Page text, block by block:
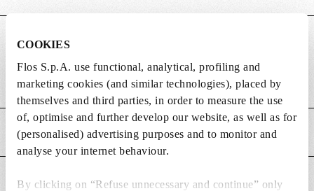
COOKIES
Flos S.p.A. use functional, analytical, profiling and
marketing cookies (and similar technologies), placed by
themselves and third parties, in order to measure the use
of, optimise and further develop our website, as well as for
(personalised) advertising purposes and to monitor and
analyse your internet behaviour.
By clicking on “Refuse unnecessary and continue” only
DIMENSIONS
Poids (kg) 2.2
CARACTÉRISTIQUES PRINCIPALES
CONVIENT POUR